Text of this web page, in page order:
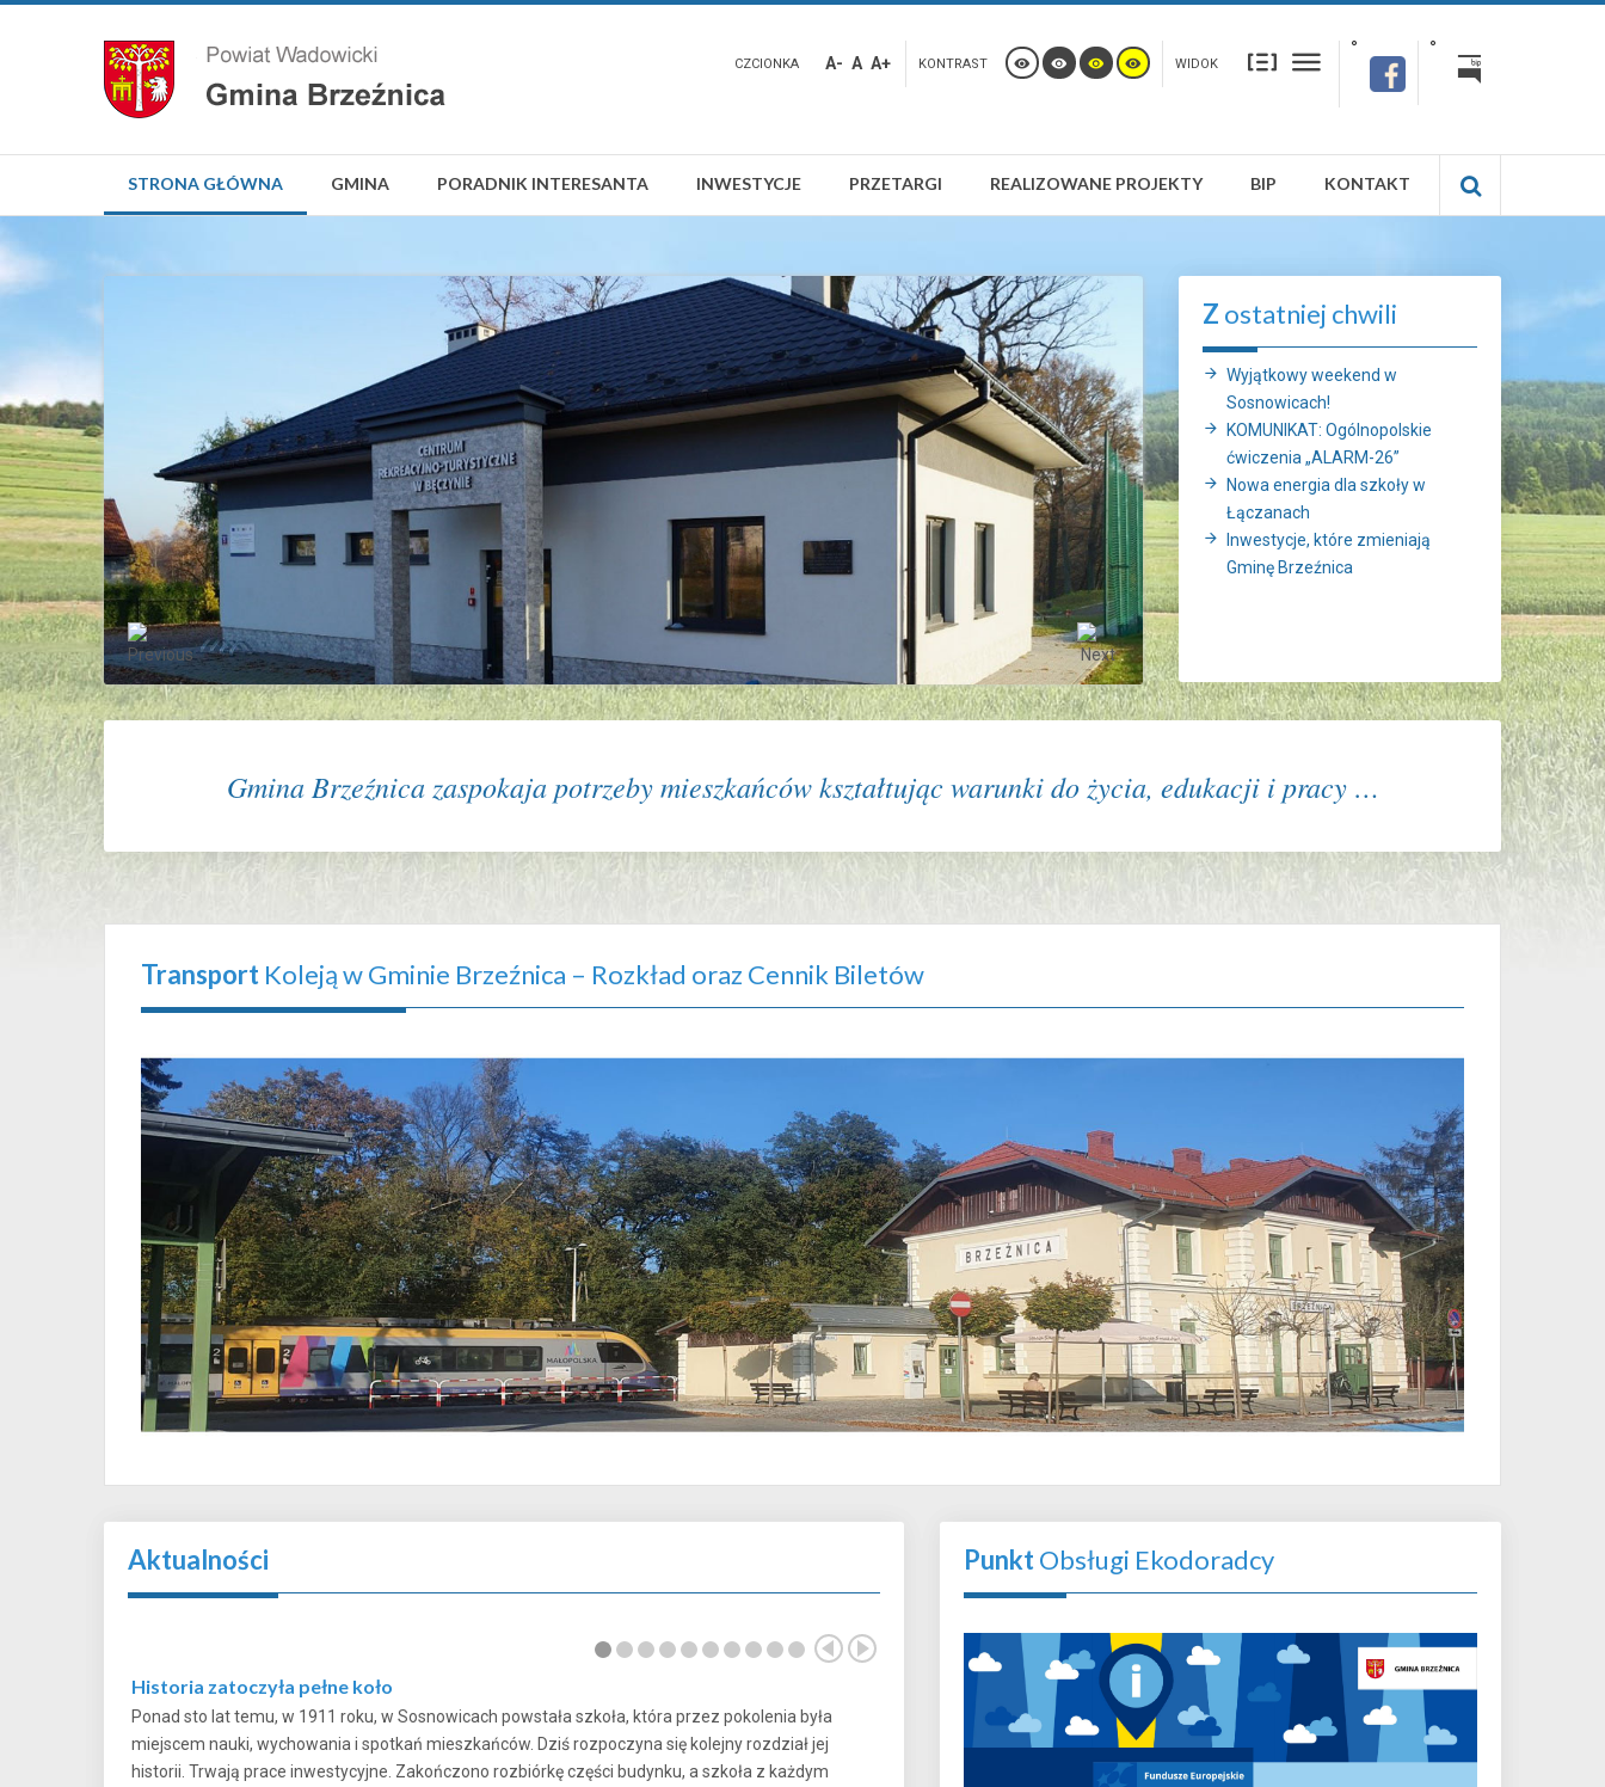
CZCIONKA A- A A+ KONTRAST WIDOK
STRONA GŁÓWNA GMINA PORADNIK INTERESANTA INWESTYCJE PRZETARGI REALIZOWANE PROJEKTY BIP KONTAKT
Z ostatniej chwili
Wyjątkowy weekend w
Sosnowicach!
KOMUNIKAT: Ogólnopolskie
ćwiczenia „ALARM-26”
Nowa energia dla szkoły w
Łączanach
Inwestycje, które zmieniają
Gminę Brzeźnica
Gmina Brzeźnica zaspokaja potrzeby mieszkańców kształtując warunki do życia, edukacji i pracy …
Transport Koleją w Gminie Brzeźnica – Rozkład oraz Cennik Biletów
Aktualności
Historia zatoczyła pełne koło
Ponad sto lat temu, w 1911 roku, w Sosnowicach powstała szkoła, która przez pokolenia była
miejscem nauki, wychowania i spotkań mieszkańców. Dziś rozpoczyna się kolejny rozdział jej
historii. Trwają prace inwestycyjne. Zakończono rozbiórkę części budynku, a szkoła z każdym
PunktObsługi Ekodoradcy